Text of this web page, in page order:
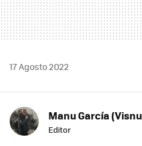
17 Agosto 2022
Manu García
Editor